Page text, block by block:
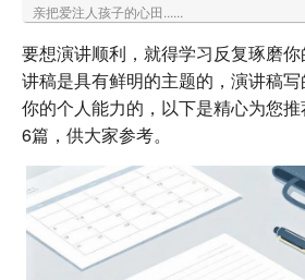
亲把爱注人孩子的心田......
要想演讲顺利，就得学习反复琢磨
讲稿是具有鲜明的主题的，演讲稿
你的个人能力的，以下是精心为您
6篇，供大家参考。